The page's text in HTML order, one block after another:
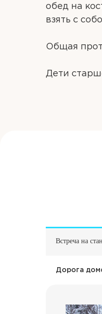
обед на
взять с
Общая
Дети
Встреча на
Дорога